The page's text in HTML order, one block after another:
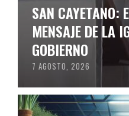
SAN CAYETANO:
MENSAJE DE LA
GOBIERNO
7 AGOSTO, 2026